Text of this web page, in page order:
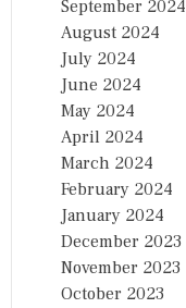
September 2024
August 2024
July 2024
June 2024
May 2024
April 2024
March 2024
February 2024
January 2024
December 2023
November 2023
October 2023